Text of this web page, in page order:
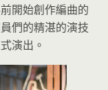
開始創作編曲的
們的精湛的演技
演出。